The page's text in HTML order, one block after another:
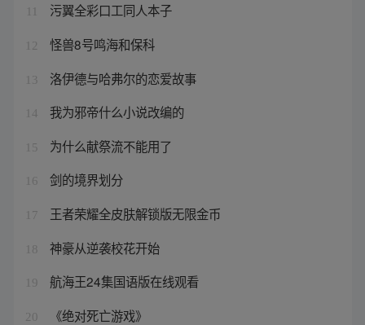
污翼全彩口工同人本子
12 怪兽8号鸣海和保科
13 洛伊德与哈弗尔的恋爱故事
14 我为邪帝什么小说改编的
15 为什么献祭流不能用了
16 剑的境界划分
17 王者荣耀全皮肤解锁版无限金币
18 神豪从逆袭校花开始
19 航海王24集国语版在线观看
20 《绝对死亡游戏》